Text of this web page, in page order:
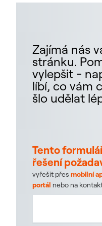
Zajímá nás
stránku.
vylepšit -
líbí, co vám
šlo udělat
Tento
řešení
vyřešit přes mobilní
portál nebo na